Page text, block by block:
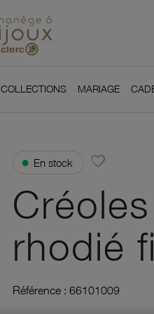
COLLECTIONS MARIAGE
● En stock favorite_borderAjouter à vos
rhodié
Référence : 66101009